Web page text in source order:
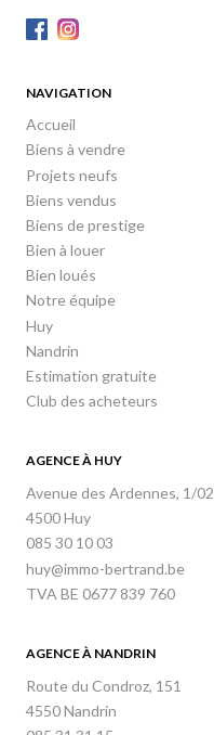
NAVIGATION
Accueil
Biens à vendre
Projets neufs
Biens vendus
Biens de prestige
Bien à louer
Bien loués
Notre équipe
Huy
Nandrin
Estimation gratuite
Club des acheteurs
AGENCE À HUY
Avenue des Ardennes, 1/02
4500 Huy
085 30 10 03
huy@immo-bertrand.be
TVA BE 0677 839 760
AGENCE À NANDRIN
Route du Condroz, 151
4550 Nandrin